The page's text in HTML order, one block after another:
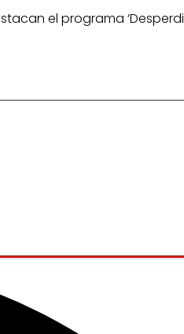
el programa